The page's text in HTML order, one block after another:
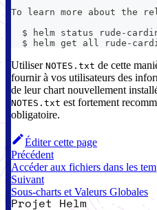
To learn more about the
$ helm status rude-
$ helm get all rude-
Utiliser NOTES.txt de cette
fournir à vos utilisateurs des
de leur chart nouvellement
NOTES.txt est fortement
obligatoire.
Éditer cette page
Précédent
Accéder aux fichiers dans les
Suivant
Sous-charts et Valeurs Globales
Projet Helm